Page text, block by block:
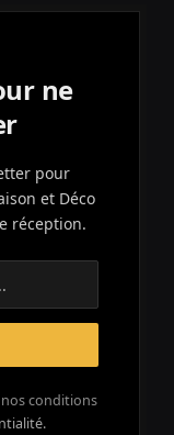
ne
pour
et Déco
réception.
nos conditions